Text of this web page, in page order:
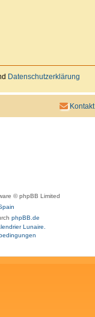
Datenschutzerklärung
Kontakt
© phpBB Limited
phpBB.de
Lunaire.